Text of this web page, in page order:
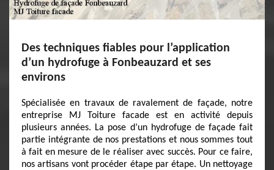
Des techniques fiables pour l’application
d’un hydrofuge à Fonbeauzard et ses
environs
Spécialisée en travaux de ravalement de façade, notre
entreprise MJ Toiture facade est en activité depuis
plusieurs années. La pose d’un hydrofuge de façade fait
partie intégrante de nos prestations et nous sommes tout
à fait en mesure de le réaliser avec succès. Pour ce faire,
nos artisans vont procéder étape par étape. Un nettoyage